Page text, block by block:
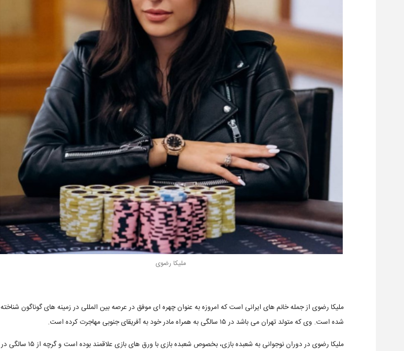
ملیکا رضوی
ملیکا رضوی از جمله خانم های ایرانی است که امروزه به عنوان چهره ای موفق در عرصه بین المللی در زمینه های گوناگون شناخته
شده است. وی که متولد تهران می باشد در ۱۵ سالگی به همراه مادر خود به آفریقای جنوبی مهاجرت کرده است.
ملیکا رضوی در دوران نوجوانی به شعبده بازی، بخصوص شعبده بازی با ورق های بازی علاقمند بوده است و گرچه از ۱۵ سالگی در